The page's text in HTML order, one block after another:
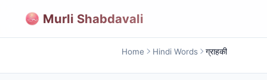
Murli Shabdavali
Home Hindi Words ग्राहकी